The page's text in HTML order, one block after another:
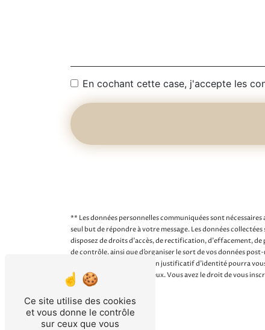
En cochant cette case, j'accepte les
** Les données personnelles communiquées sont
seul but de répondre à votre message. Les données
disposez de droits d’accès, de rectification, d’effacement,
de contrôle, ainsi que d’organiser le sort de vos données
l'adresse pf@comben.fr. Un justificatif d'identité pourra
et de gestion des contentieux. Vous avez le droit de vous
sur vos droits.
Ce site utilise des cookies
et vous donne le contrôle
sur ceux que vous